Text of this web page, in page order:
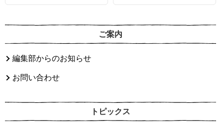
ご案内
編集部からのお知らせ
お問い合わせ
トピックス